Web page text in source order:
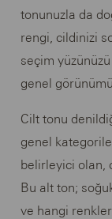
tonunuzla da
rengi, cildinizi
seçim yüzünüzü
genel
Cilt tonu
genel
belirleyici olan,
Bu alt ton;
ve hangi